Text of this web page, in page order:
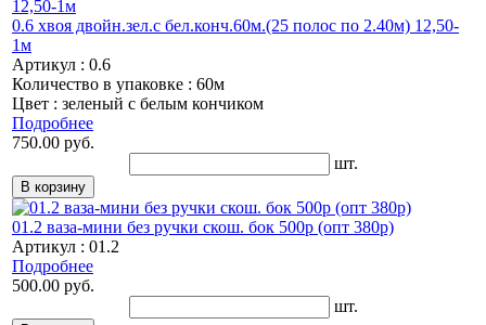
0.6 хвоя двойн.зел.с бел.конч.60м.(25 полос по 2.40м) 12,50-
1м
Артикул : 0.6
Количество в упаковке : 60м
Цвет : зеленый с белым кончиком
Подробнее
750.00 руб.
шт.
01.2 ваза-мини без ручки скош. бок 500р (опт 380р)
Артикул : 01.2
Подробнее
500.00 руб.
шт.